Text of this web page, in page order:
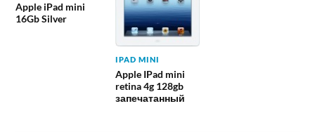
Apple iPad mini
16Gb Silver
IPAD MINI
Apple IPad mini
retina 4g 128gb
запечатанный